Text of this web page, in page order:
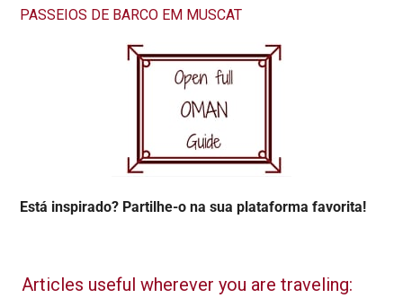
PASSEIOS DE BARCO EM MUSCAT
Está inspirado? Partilhe-o na sua plataforma favorita!
Articles useful wherever you are traveling: